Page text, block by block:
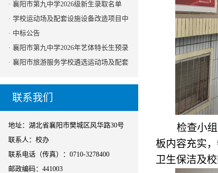
单
· 襄阳市第九中学2026级新生录取名单
· 学校运动场及配套设施设备改造项目中
标公告
· 中标公告
· 襄阳市第九中学2026年艺体特长生预录
取名单公示
· 襄阳市旅游服务学校遴选运动场及配套
（二次）
联系我们
地址：湖北省襄阳市樊城区风华路30号
联系人：校办
联系电话（传真）：0710-3278400
邮政编码：441003
检查小
板内容充实
卫生保洁及